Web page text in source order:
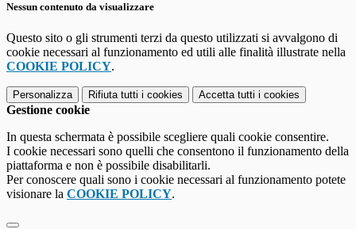
Nessun contenuto da visualizzare
Questo sito o gli strumenti terzi da questo utilizzati si avvalgono di
cookie necessari al funzionamento ed utili alle finalità illustrate nella
COOKIE POLICY.
Personalizza Rifiuta tutti i cookies Accetta tutti i cookies
Gestione cookie
In questa schermata è possibile scegliere quali cookie consentire.
I cookie necessari sono quelli che consentono il funzionamento della
piattaforma e non è possibile disabilitarli.
Per conoscere quali sono i cookie necessari al funzionamento potete
visionare la COOKIE POLICY.